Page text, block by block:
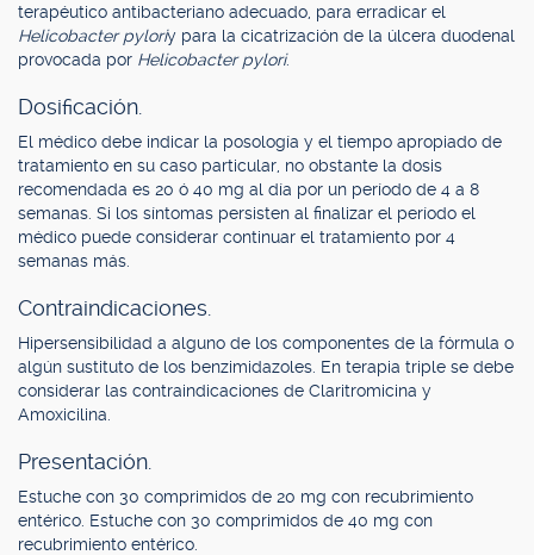
terapéutico antibacteriano adecuado, para erradicar el
Helicobacter pyloriy para la cicatrización de la úlcera duodenal
provocada por Helicobacter pylori.
Dosificación.
El médico debe indicar la posología y el tiempo apropiado de
tratamiento en su caso particular, no obstante la dosis
recomendada es 20 ó 40 mg al día por un período de 4 a 8
semanas. Si los síntomas persisten al finalizar el período el
médico puede considerar continuar el tratamiento por 4
semanas más.
Contraindicaciones.
Hipersensibilidad a alguno de los componentes de la fórmula o
algún sustituto de los benzimidazoles. En terapia triple se debe
considerar las contraindicaciones de Claritromicina y
Amoxicilina.
Presentación.
Estuche con 30 comprimidos de 20 mg con recubrimiento
entérico. Estuche con 30 comprimidos de 40 mg con
recubrimiento entérico.